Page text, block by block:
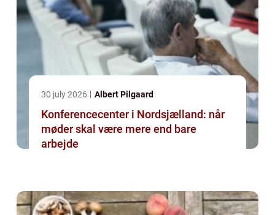
30 july 2026 Albert Pilgaard
Konferencecenter i Nordsjælland: når
møder skal være mere end bare
arbejde